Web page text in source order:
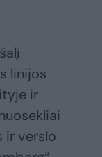
linijos
ir
ir verslo